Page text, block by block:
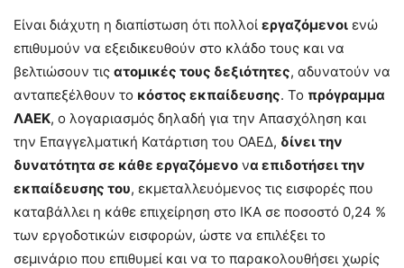
Είναι διάχυτη η διαπίστωση ότι πολλοί εργαζόμενοι ενώ
επιθυμούν να εξειδικευθούν στο κλάδο τους και να
βελτιώσουν τις ατομικές τους δεξιότητες, αδυνατούν να
ανταπεξέλθουν το κόστος εκπαίδευσης. Το πρόγραμμα
ΛΑΕΚ, ο λογαριασμός δηλαδή για την Απασχόληση και
την Επαγγελματική Κατάρτιση του ΟΑΕΔ, δίνει την
δυνατότητα σε κάθε εργαζόμενο να επιδοτήσει την
εκπαίδευσης του, εκμεταλλευόμενος τις εισφορές που
καταβάλλει η κάθε επιχείρηση στο ΙΚΑ σε ποσοστό 0,24 %
των εργοδοτικών εισφορών, ώστε να επιλέξει το
σεμινάριο που επιθυμεί και να το παρακολουθήσει χωρίς